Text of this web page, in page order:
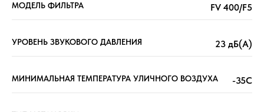
МОДЕЛЬ ФИЛЬТРА FV 400/F5
УРОВЕНЬ ЗВУКОВОГО ДАВЛЕНИЯ 23 дБ(А)
МИНИМАЛЬНАЯ ТЕМПЕРАТУРА УЛИЧНОГО ВОЗДУХА -35С